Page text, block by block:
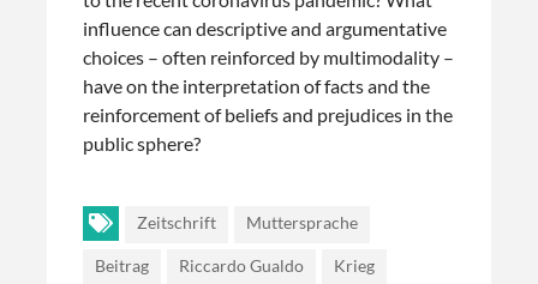
influence can descriptive and argumentative
choices – often reinforced by multimodality –
have on the interpretation of facts and the
reinforcement of beliefs and prejudices in the
public sphere?
Zeitschrift Muttersprache
Beitrag Riccardo Gualdo Krieg